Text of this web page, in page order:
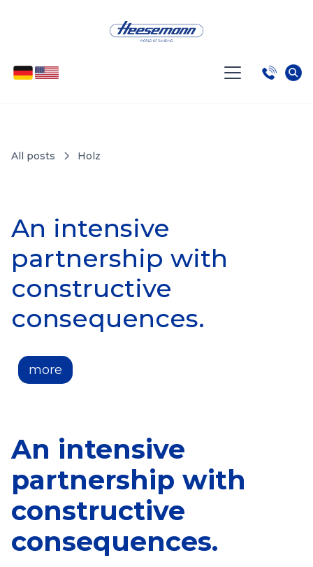
All posts Holz
An intensive
partnership with
constructive
consequences.
more
An intensive
partnership with
constructive
consequences.